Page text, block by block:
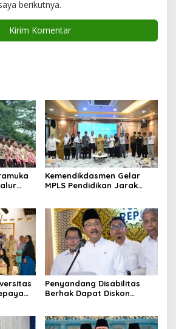
berikutnya.
Kemendikdasmen Gelar
MPLS Pendidikan Jarak
Penyandang Disabilitas
Berhak Dapat Diskon